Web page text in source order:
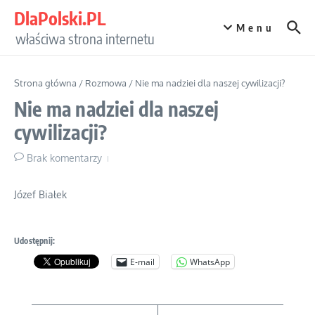
DlaPolski.PL
właściwa strona internetu
Menu
Strona główna / Rozmowa / Nie ma nadziei dla naszej cywilizacji?
Nie ma nadziei dla naszej
cywilizacji?
Brak komentarzy
Józef Białek
Udostępnij:
E-mail WhatsApp